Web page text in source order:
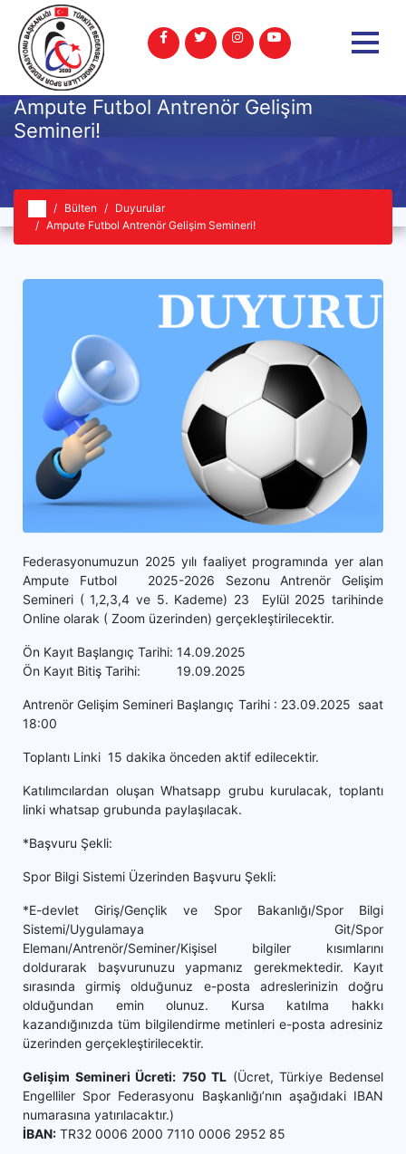
Ampute Futbol Antrenör Gelişim
Semineri!
Bülten
Duyurular
Ampute Futbol Antrenör Gelişim Semineri!
Federasyonumuzun 2025 yılı faaliyet programında yer alan
Ampute Futbol 2025-2026 Sezonu Antrenör Gelişim
Semineri ( 1,2,3,4 ve 5. Kademe) 23 Eylül 2025 tarihinde
Online olarak ( Zoom üzerinden) gerçekleştirilecektir.
Ön Kayıt Başlangıç Tarihi: 14.09.2025
Ön Kayıt Bitiş Tarihi: 19.09.2025
Antrenör Gelişim Semineri Başlangıç Tarihi : 23.09.2025 saat
18:00
Toplantı Linki 15 dakika önceden aktif edilecektir.
Katılımcılardan oluşan Whatsapp grubu kurulacak, toplantı
linki whatsap grubunda paylaşılacak.
*Başvuru Şekli:
Spor Bilgi Sistemi Üzerinden Başvuru Şekli:
*E-devlet Giriş/Gençlik ve Spor Bakanlığı/Spor Bilgi
Sistemi/Uygulamaya Git/Spor
Elemanı/Antrenör/Seminer/Kişisel bilgiler kısımlarını
doldurarak başvurunuzu yapmanız gerekmektedir. Kayıt
sırasında girmiş olduğunuz e-posta adreslerinizin doğru
olduğundan emin olunuz. Kursa katılma hakkı
kazandığınızda tüm bilgilendirme metinleri e-posta adresiniz
üzerinden gerçekleştirilecektir.
Gelişim Semineri Ücreti: 750 TL (Ücret, Türkiye Bedensel
Engelliler Spor Federasyonu Başkanlığı’nın aşağıdaki IBAN
numarasına yatırılacaktır.)
İBAN: TR32 0006 2000 7110 0006 2952 85